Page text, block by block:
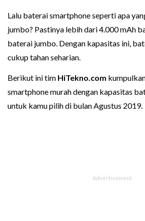
Lalu baterai smartphone seperti apa
jumbo? Pastinya lebih dari 4.000 mAh
baterai jumbo. Dengan kapasitas ini,
cukup tahan seharian.
Berikut ini tim HiTekno.com
smartphone murah dengan kapasitas
untuk kamu pilih di bulan Agustus 2019.